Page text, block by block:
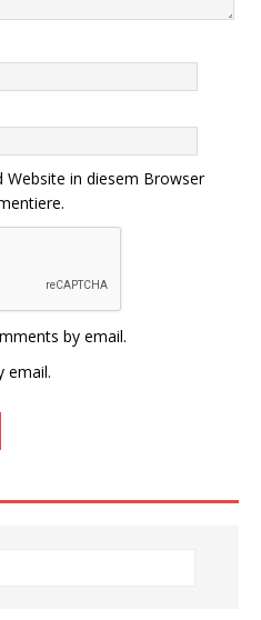
Website in diesem Browser
by email.
email.